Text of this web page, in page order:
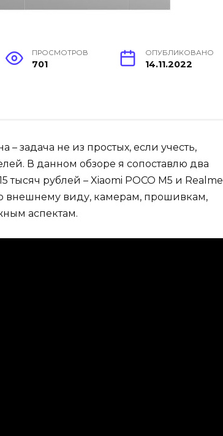
ПРОСМОТРОВ
701
ОПУБЛИКОВАНО
14.11.2022
задача не из простых, если учесть,
В данном обзоре я сопоставлю два
тысяч рублей – Xiaomi POCO M5 и Realme
внешнему виду, камерам, прошивкам,
аспектам.